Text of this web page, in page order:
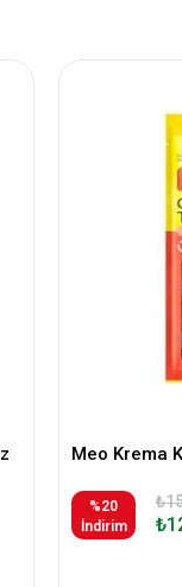
Meo Krema
%20
İndirim